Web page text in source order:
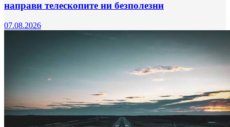
направи телескопите ни безполезни
07.08.2026